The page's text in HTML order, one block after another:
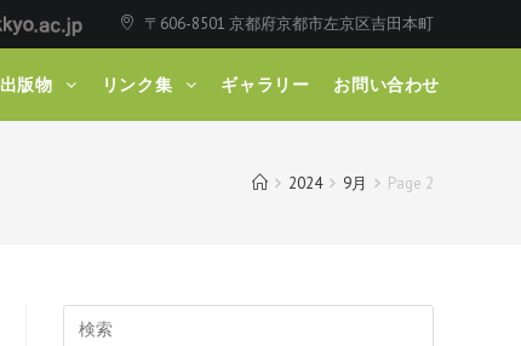
〒606-8501 京都府京都市左京区吉田本町
出版物 リンク集 ギャラリー お問い合わせ
2024 9月 Page 2